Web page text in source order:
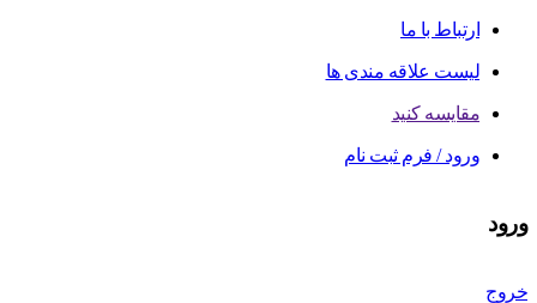
ارتباط با ما
لیست علاقه مندی ها
مقایسه کنید
ورود / فرم ثبت نام
ورود
خروج